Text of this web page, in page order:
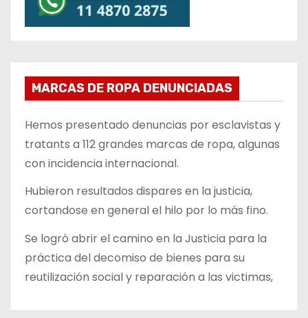
MARCAS DE ROPA DENUNCIADAS
Hemos presentado denuncias por esclavistas y
tratants a 112 grandes marcas de ropa, algunas
con incidencia internacional.
Hubieron resultados dispares en la justicia,
cortandose en general el hilo por lo más fino.
Se logró abrir el camino en la Justicia para la
práctica del decomiso de bienes para su
reutilización social y reparación a las victimas,